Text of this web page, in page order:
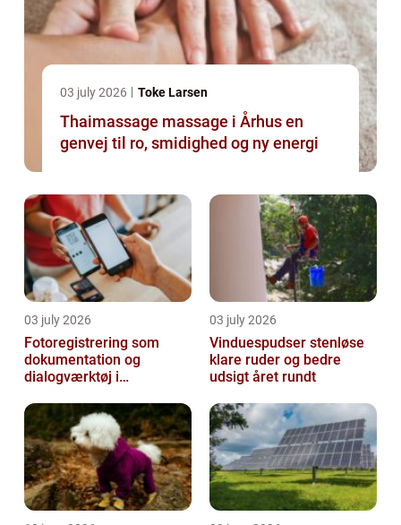
03 july 2026 Toke Larsen
Thaimassage massage i Århus en
genvej til ro, smidighed og ny energi
03 july 2026
Fotoregistrering som
dokumentation og
dialogværktøj i
03 july 2026
Vinduespudser stenløse
klare ruder og bedre
udsigt året rundt